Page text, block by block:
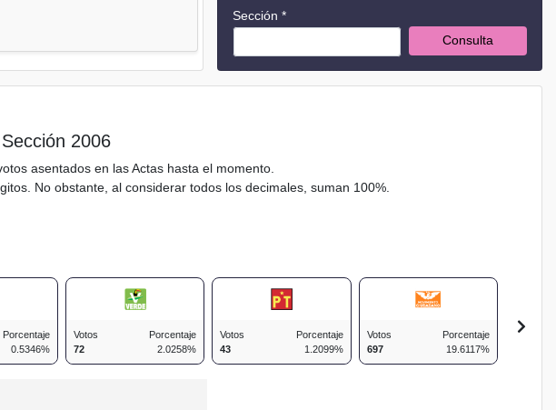
Sección *
Consulta
2006
asentados en las Actas hasta el momento.
No obstante, al considerar todos los decimales, suman 100%.
Porcentaje
0.5346%
Votos
72
Porcentaje
2.0258%
Votos
43
Porcentaje
1.2099%
Votos
697
Porcentaje
19.6117%
Votos